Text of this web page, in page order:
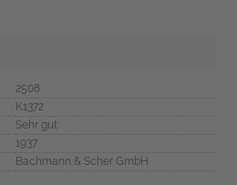
2508
K1372
Sehr gut
1937
Bachmann & Scher GmbH